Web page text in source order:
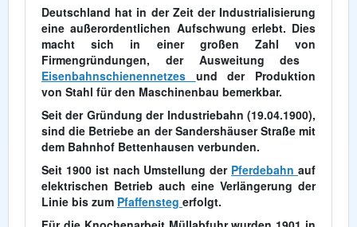
Deutschland hat in der Zeit der Industrialisierung
eine außerordentlichen Aufschwung erlebt. Dies
macht sich in einer großen Zahl von
Firmengründungen, der Ausweitung des
Eisenbahnschienennetzes und der Produktion
von Stahl für den Maschinenbau bemerkbar.
Seit der Gründung der Industriebahn (19.04.1900),
sind die Betriebe an der Sandershäuser Straße mit
dem Bahnhof Bettenhausen verbunden.
Seit 1900 ist nach Umstellung der Pferdebahnauf
elektrischen Betrieb auch eine Verlängerung der
Linie bis zum Pfaffensteg erfolgt.